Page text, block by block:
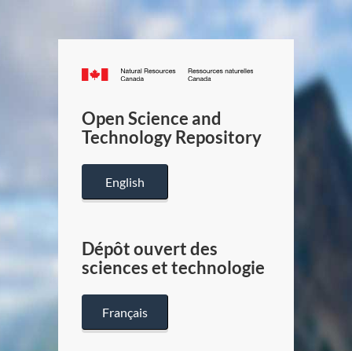
Canada.ca
/
Canada
Open Science and
Technology Repository
English
Dépôt ouvert des
sciences et technologie
Français